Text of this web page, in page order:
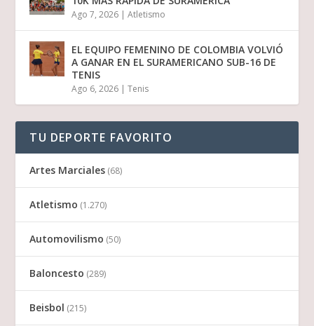
Ago 7, 2026 |Atletismo
EL EQUIPO FEMENINO DE COLOMBIA VOLVIÓ
A GANAR EN EL SURAMERICANO SUB-16 DE
TENIS
Ago 6, 2026 |Tenis
TU DEPORTE FAVORITO
Artes Marciales (68)
Atletismo (1.270)
Automovilismo (50)
Baloncesto (289)
Beisbol (215)